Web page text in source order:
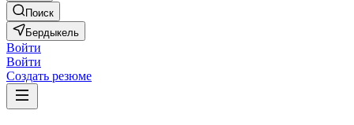
Поиск
Бердыкель
Войти
Войти
Создать резюме